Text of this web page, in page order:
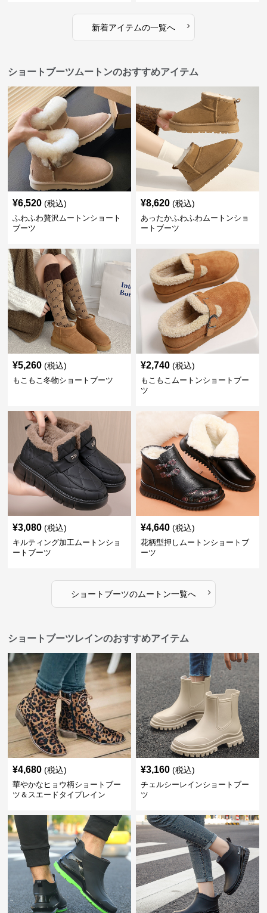
新着アイテムの一覧へ ›
ショートブーツムートンのおすすめアイテム
¥6,520 (税込)
ふわふわ贅沢ムートンショート
ブーツ
¥8,620 (税込)
あったかふわふわムートンショ
ートブーツ
¥5,260 (税込)
もこもこ冬物ショートブーツ
¥2,740 (税込)
もこもこムートンショートブー
ツ
¥3,080 (税込)
キルティング加工ムートンショ
ートブーツ
¥4,640 (税込)
花柄型押しムートンショートブ
ーツ
ショートブーツのムートン一覧へ ›
ショートブーツレインのおすすめアイテム
¥4,680 (税込)
華やかなヒョウ柄ショートブー
ツ＆スエードタイプレイン
¥3,160 (税込)
チェルシーレインショートブー
ツ